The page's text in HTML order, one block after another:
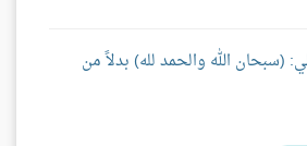
(سبحان الله والحمد لله) بدلاً من